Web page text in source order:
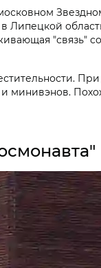
Липецкой
"связь"
и минивэнов.